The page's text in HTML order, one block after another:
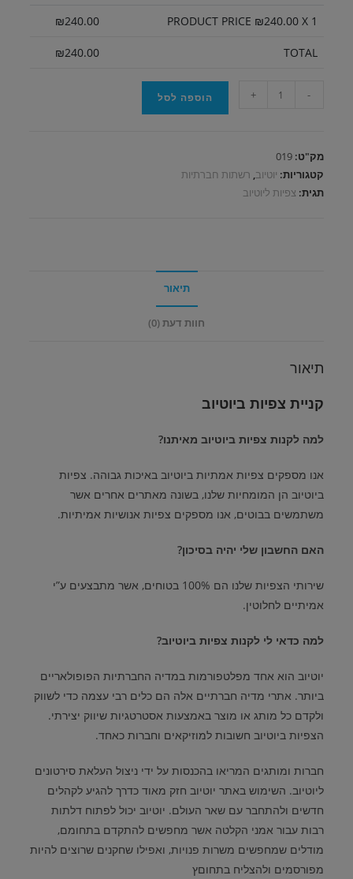
PRODUCT PRICE ₪240.00 X 1
₪240.00
TOTAL
₪240.00
ליוטיוב
-
+ הוספה לסל
מק"ט:019
קטגוריות: יוטיוב, רשתות חברתיות
תגית: צפיות ליוטיוב
תיאור
חוות דעת (0)
תיאור
קניית צפיות ביוטיוב
למה לקנות צפיות ביוטיוב מאיתנו?
אנו מספקים צפיות אמתיות ביוטיוב באיכות גבוהה. צפיות
ביוטיוב הן המומחיות שלנו,בשונה מאתרים אחרים אשר
משתמשים בבוטים, אנו מספקים צפיות אנושיות אמיתיות.
האם החשבון שלי יהיה בסיכון?
שירותי הצפיות שלנו הם בטוחים, אשר מתבצעים ע”י
אמיתיים לחלוטין.
למה כדאי לי לקנות צפיות ביוטיוב?
יוטיוב הוא אחד מפלטפורמות במדיה החברתיות הפופולאריים
ביותר. אתרי מדיה חברתיים אלה הם כלים רבי עצמה כדי לשווק
ולקדם כל מותג או מוצר באמצעות אסטרטגיות שיווק יצירתי.
הצפיות ביוטיוב חשובות למוזיקאים וחברות כאחד.
חברות ומותגים המריאו בהכנסות על ידי ניצול העלאת סירטונים
ליוטיוב. השימוש באתר יוטיוב חזק מאוד כדרך להגיע לקהלים
חדשים ולהתחבר עם שאר העולם. יוטיוב יכול לפתוח דלתות
רבות עבור אמני הקלטה אשר מחפשים להתקדם בתחומם,
מודלים שמחפשים משרות פנויות, ואפילו שחקנים שרוצים להיות
מפורסמים ולהצליח בתחוםץ